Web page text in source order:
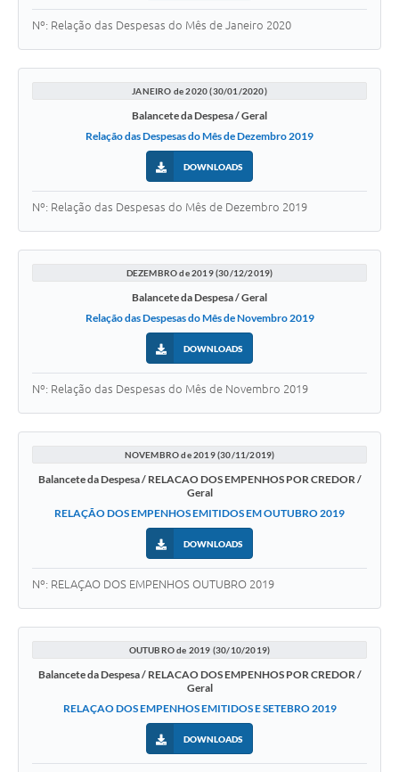
Carta de Serviços
Links
Telefones Úteis
Jornal
Nº: Relação das Despesas do Mês de Janeiro 2020
JANEIRO de 2020 (30/01/2020)
Balancete da Despesa / Geral
Relação das Despesas do Mês de Dezembro 2019
DOWNLOADS
Nº: Relação das Despesas do Mês de Dezembro 2019
DEZEMBRO de 2019 (30/12/2019)
Balancete da Despesa / Geral
Relação das Despesas do Mês de Novembro 2019
DOWNLOADS
Nº: Relação das Despesas do Mês de Novembro 2019
NOVEMBRO de 2019 (30/11/2019)
Balancete da Despesa / RELACAO DOS EMPENHOS POR CREDOR /
Geral
RELAÇÃO DOS EMPENHOS EMITIDOS EM OUTUBRO 2019
DOWNLOADS
Nº: RELAÇAO DOS EMPENHOS OUTUBRO 2019
OUTUBRO de 2019 (30/10/2019)
Balancete da Despesa / RELACAO DOS EMPENHOS POR CREDOR /
Geral
RELAÇAO DOS EMPENHOS EMITIDOS E SETEBRO 2019
DOWNLOADS